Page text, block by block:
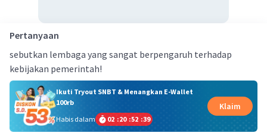
Pertanyaan
sebutkan lembaga yang sangat berpengaruh terhadap
kebijakan pemerintah!
Ikuti Tryout SNBT & Menangkan E-Wallet
100rb
Habis dalam
02 :20 :52 :39
Klaim